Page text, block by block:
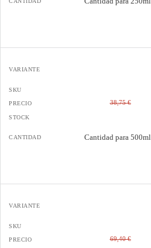
38,75 €
Cantidad para 500ml.
69,40 €